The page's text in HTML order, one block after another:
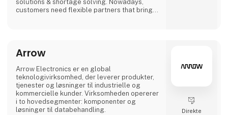
solutions & shortage solving. Nowadays,
customers need flexible partners that bring
Arrow
Arrow Electronics er en global
teknologivirksomhed, der leverer produkter,
tjenester og løsninger til industrielle og
kommercielle kunder. Virksomheden opererer
i to hovedsegmenter: komponenter og
løsninger til databehandling.
Direkte